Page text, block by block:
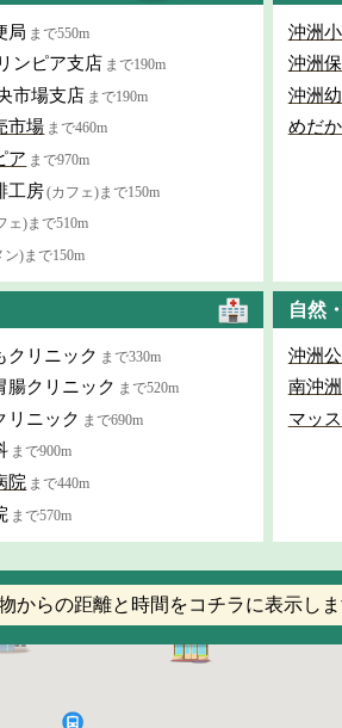
局 まで550m
ンピア支店 まで190m
市場支店 まで190m
市場 まで460m
ア まで970m
工房(カフェ)まで150m
ェ)まで510m
ン)まで150m
沖洲
沖洲
沖洲
めだ
クリニック まで330m
腸クリニック まで520m
リニック まで690m
まで900m
院 まで440m
まで570m
自然
沖洲
南沖
マッ
からの距離と時間をコチラに表示し